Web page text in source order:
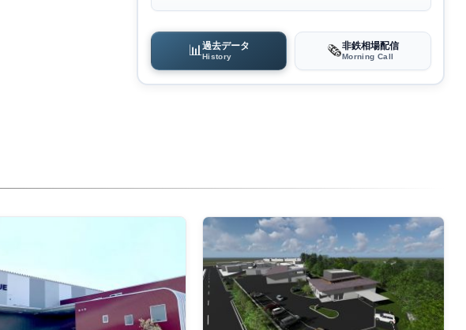
📊 過去データ
History 🗞️非鉄相場配信
Morning Call